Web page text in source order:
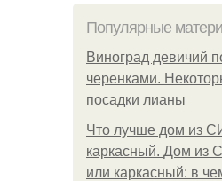
Популярные
Виноград девичий
черенками.
посадки лианы
Что лучше дом из
каркасный. Дом из
или каркасный: в